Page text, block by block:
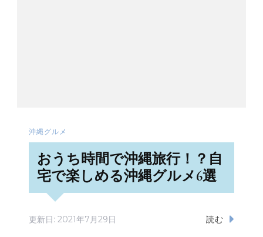
沖縄グルメ
おうち時間で沖縄旅行！？自
宅で楽しめる沖縄グルメ6選
更新日: 2021年7月29日 読む